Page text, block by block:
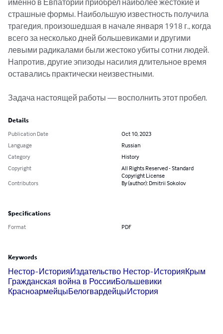
именно в Евпатории приобрел наиболее жестокие и
страшные формы. Наибольшую известность получила
трагедия, произошедшая в начале января 1918 г., когда
всего за несколько дней большевиками и другими
левыми радикалами были жестоко убиты сотни людей.
Напротив, другие эпизоды насилия длительное время
оставались практически неизвестными.
Задача настоящей работы — восполнить этот пробел.
Details
Publication Date
Oct 10, 2023
Language
Russian
Category
History
Copyright
All Rights Reserved - Standard
Copyright License
Contributors
By (author): Dmitrii Sokolov
Specifications
Format PDF
Keywords
Нестор-ИсторияИздательство Нестор-ИсторияКрым
Гражданская война в РоссииБольшевики
КрасноармейцыБелогвардейцыИстория